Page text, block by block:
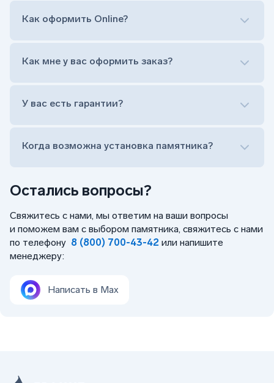
Остались вопросы?
Свяжитесь с нами, мы ответим на ваши вопросы
и поможем вам с выбором памятника, свяжитесь с нами
по телефону 8 (800) 700-43-42 или напишите
менеджеру:
Написать в Max
прописной)
Оформить заказ удаленно (online)
Заказать бесплатный выезд менеджера на дом
Как оформить Online?
Оформить заказ удаленно (online)
Заказать бесплатный выезд менеджера на дом
Как мне у вас оформить заказ?
У вас есть гарантии?
Когда возможна установка памятника?